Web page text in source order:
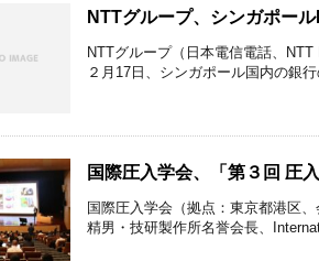
NTTグループ、シンガポー
NTTグループ（日本電信電話、
２月17日、シンガポール国内の銀
国際圧入学会、「第３回 圧
国際圧入学会（拠点：東京都港区
精男・技研製作所名誉会長、